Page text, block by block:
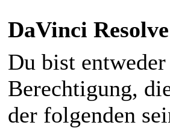
DaVinci
Du bist
Berechtigung,
der folgenden